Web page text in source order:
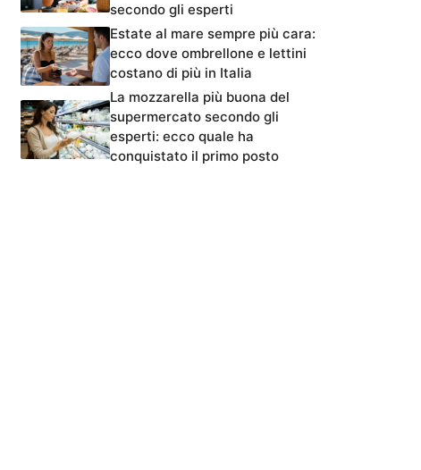
secondo gli esperti
Estate al mare sempre più cara:
ecco dove ombrellone e lettini
costano di più in Italia
La mozzarella più buona del
supermercato secondo gli
esperti: ecco quale ha
conquistato il primo posto